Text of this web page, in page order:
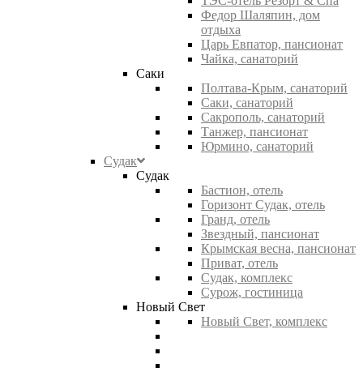
Федор Шаляпин, дом
отдыха
Царь Евпатор, пансионат
Чайка, санаторий
Саки
Полтава-Крым, санаторий
Саки, санаторий
Сакрополь, санаторий
Танжер, пансионат
Юрмино, санаторий
Судак
Судак
Бастион, отель
Горизонт Судак, отель
Гранд, отель
Звездный, пансионат
Крымская весна, пансионат
Приват, отель
Судак, комплекс
Сурож, гостиница
Новый Свет
Новый Свет, комплекс